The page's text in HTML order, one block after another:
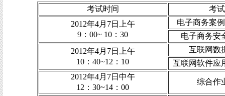
考试时间
考
2012年4月7日上午
9：00~ 10：30
电子商务案
电子商务安
2012年4月7日上午
10：40~12：10
互联网数
互联网软件应
2012年4月7日中午
12：30~14：00
综合作